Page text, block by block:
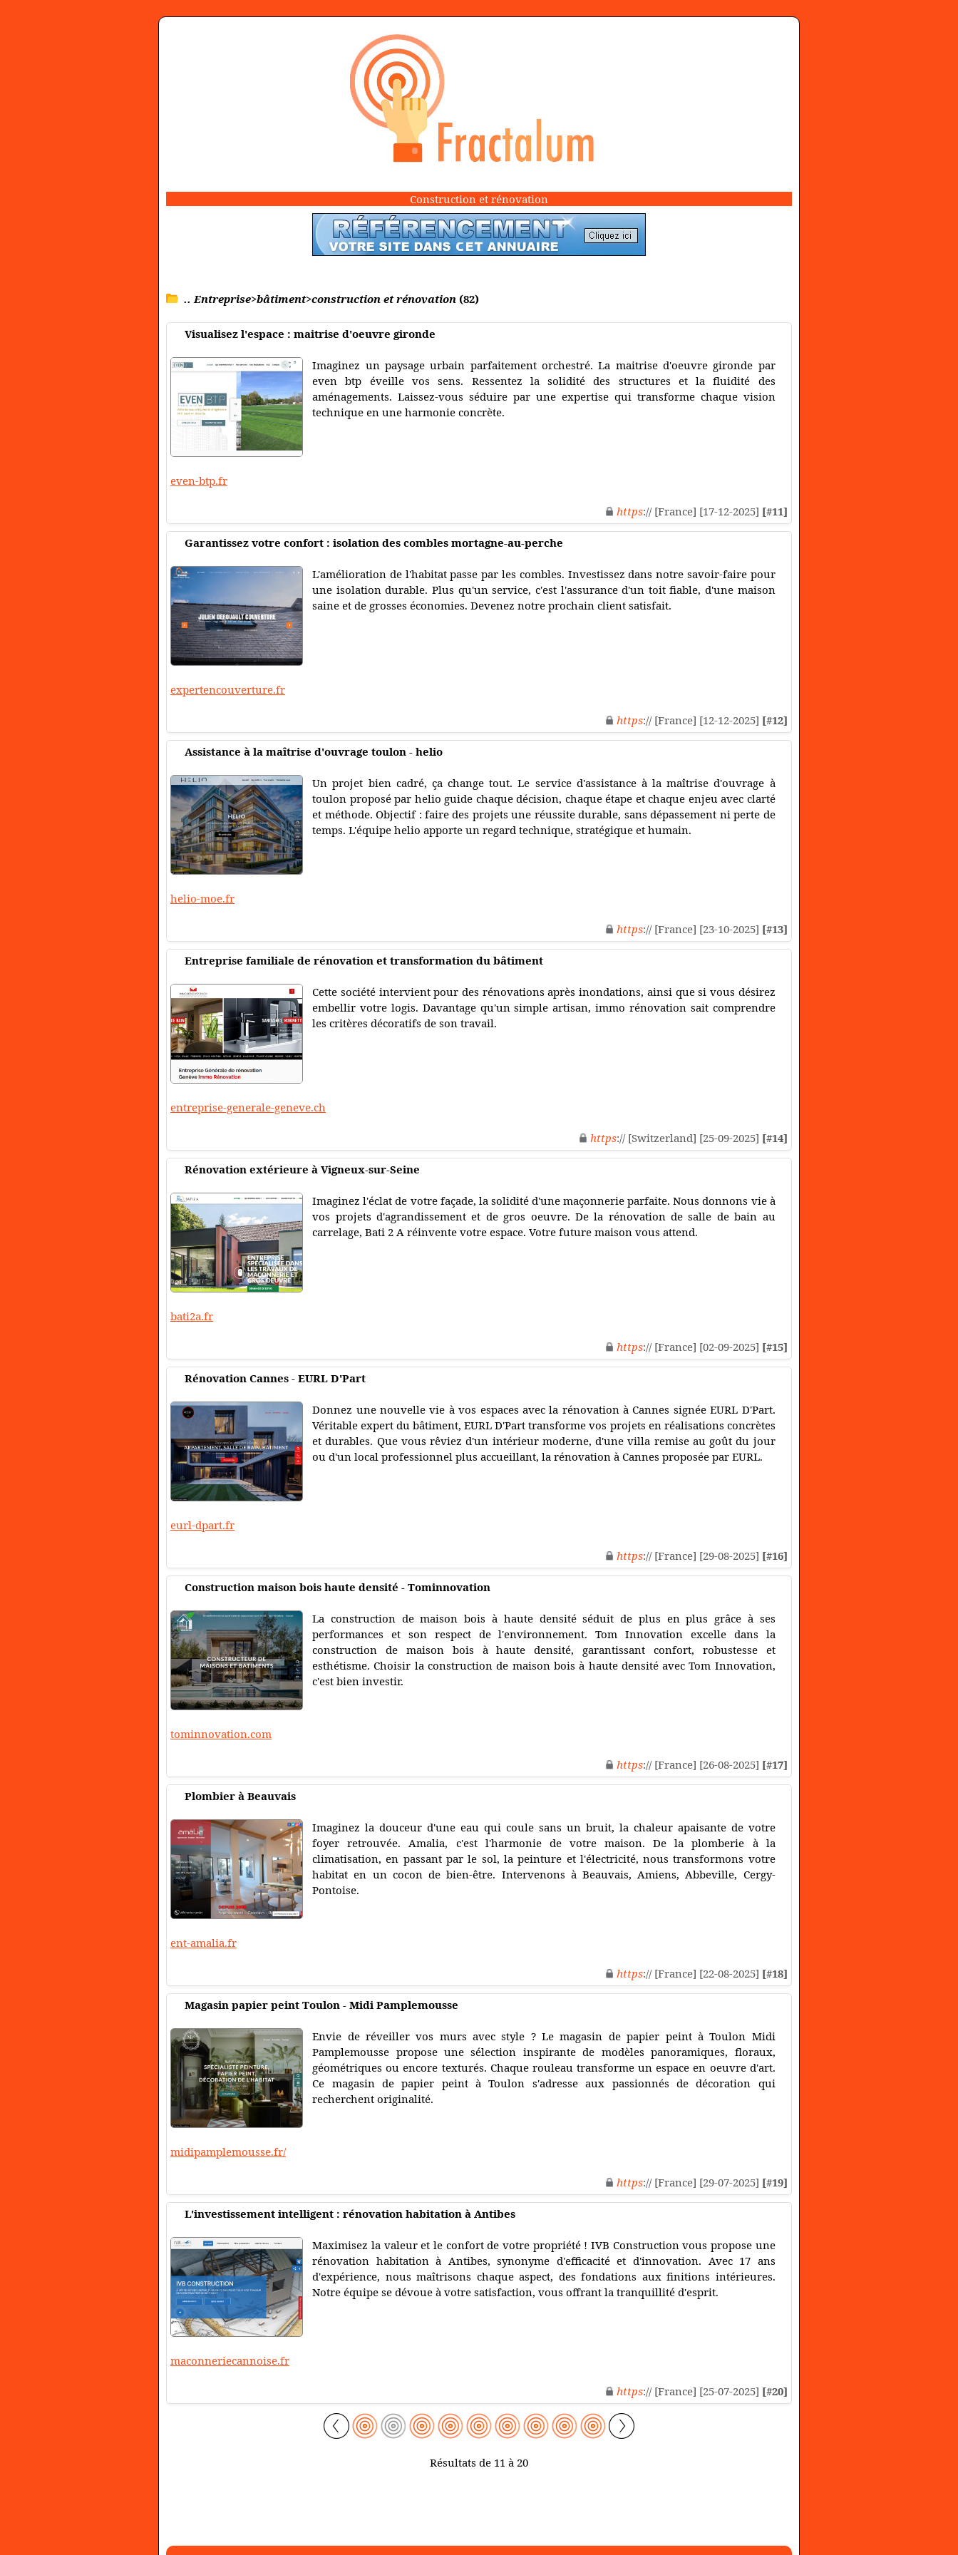
Construction et rénovation
.. Entreprise>bâtiment>construction et rénovation (82)
Visualisez l'espace : maitrise d'oeuvre gironde
Imaginez un paysage urbain parfaitement orchestré. La maitrise d'oeuvre gironde par
even btp éveille vos sens. Ressentez la solidité des structures et la fluidité des
aménagements. Laissez-vous séduire par une expertise qui transforme chaque vision
technique en une harmonie concrète.
even-btp.fr
https:// [France] [17-12-2025] [#11]
Garantissez votre confort : isolation des combles mortagne-au-perche
L'amélioration de l'habitat passe par les combles. Investissez dans notre savoir-faire pour
une isolation durable. Plus qu'un service, c'est l'assurance d'un toit fiable, d'une maison
saine et de grosses économies. Devenez notre prochain client satisfait.
expertencouverture.fr
https:// [France] [12-12-2025] [#12]
Assistance à la maîtrise d'ouvrage toulon - helio
Un projet bien cadré, ça change tout. Le service d'assistance à la maîtrise d'ouvrage à
toulon proposé par helio guide chaque décision, chaque étape et chaque enjeu avec clarté
et méthode. Objectif : faire des projets une réussite durable, sans dépassement ni perte de
temps. L'équipe helio apporte un regard technique, stratégique et humain.
helio-moe.fr
https:// [France] [23-10-2025] [#13]
Entreprise familiale de rénovation et transformation du bâtiment
Cette société intervient pour des rénovations après inondations, ainsi que si vous désirez
embellir votre logis. Davantage qu'un simple artisan, immo rénovation sait comprendre
les critères décoratifs de son travail.
entreprise-generale-geneve.ch
https:// [Switzerland] [25-09-2025] [#14]
Rénovation extérieure à Vigneux-sur-Seine
Imaginez l'éclat de votre façade, la solidité d'une maçonnerie parfaite. Nous donnons vie à
vos projets d'agrandissement et de gros oeuvre. De la rénovation de salle de bain au
carrelage, Bati 2 A réinvente votre espace. Votre future maison vous attend.
bati2a.fr
https:// [France] [02-09-2025] [#15]
Rénovation Cannes - EURL D'Part
Donnez une nouvelle vie à vos espaces avec la rénovation à Cannes signée EURL D'Part.
Véritable expert du bâtiment, EURL D'Part transforme vos projets en réalisations concrètes
et durables. Que vous rêviez d'un intérieur moderne, d'une villa remise au goût du jour
ou d'un local professionnel plus accueillant, la rénovation à Cannes proposée par EURL.
eurl-dpart.fr
https:// [France] [29-08-2025] [#16]
Construction maison bois haute densité - Tominnovation
La construction de maison bois à haute densité séduit de plus en plus grâce à ses
performances et son respect de l'environnement. Tom Innovation excelle dans la
construction de maison bois à haute densité, garantissant confort, robustesse et
esthétisme. Choisir la construction de maison bois à haute densité avec Tom Innovation,
c'est bien investir.
tominnovation.com
https:// [France] [26-08-2025] [#17]
Plombier à Beauvais
Imaginez la douceur d'une eau qui coule sans un bruit, la chaleur apaisante de votre
foyer retrouvée. Amalia, c'est l'harmonie de votre maison. De la plomberie à la
climatisation, en passant par le sol, la peinture et l'électricité, nous transformons votre
habitat en un cocon de bien-être. Intervenons à Beauvais, Amiens, Abbeville, Cergy-
Pontoise.
ent-amalia.fr
https:// [France] [22-08-2025] [#18]
Magasin papier peint Toulon - Midi Pamplemousse
Envie de réveiller vos murs avec style ? Le magasin de papier peint à Toulon Midi
Pamplemousse propose une sélection inspirante de modèles panoramiques, floraux,
géométriques ou encore texturés. Chaque rouleau transforme un espace en oeuvre d'art.
Ce magasin de papier peint à Toulon s'adresse aux passionnés de décoration qui
recherchent originalité.
midipamplemousse.fr/
https:// [France] [29-07-2025] [#19]
L'investissement intelligent : rénovation habitation à Antibes
Maximisez la valeur et le confort de votre propriété ! IVB Construction vous propose une
rénovation habitation à Antibes, synonyme d'efficacité et d'innovation. Avec 17 ans
d'expérience, nous maîtrisons chaque aspect, des fondations aux finitions intérieures.
Notre équipe se dévoue à votre satisfaction, vous offrant la tranquillité d'esprit.
maconneriecannoise.fr
https:// [France] [25-07-2025] [#20]
Résultats de 11 à 20